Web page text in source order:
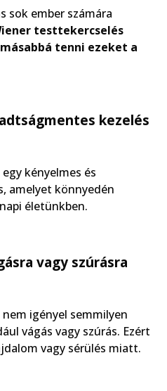
sok ember számára
testtekercselés
tenni ezeket a
kezelés
kényelmes és
amelyet könnyedén
életünkben.
vagy szúrásra
igényel semmilyen
vágás vagy szúrás. Ezért
vagy sérülés miatt.